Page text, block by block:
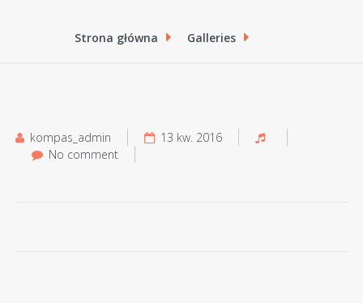
Strona główna Galleries
kompas_admin
13 kw. 2016
No comment